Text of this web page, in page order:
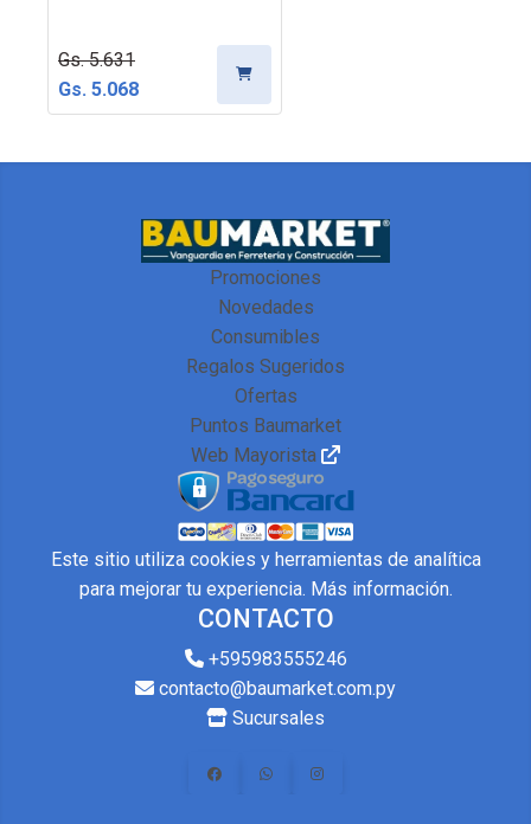
Gs. 5.631
Gs. 5.068
Promociones
Novedades
Consumibles
Regalos Sugeridos
Ofertas
Puntos Baumarket
Web Mayorista
CONTACTO
+595983555246
contacto@baumarket.com.py
Sucursales
Este sitio utiliza cookies y herramientas de analítica
para mejorar tu experiencia. Más información.